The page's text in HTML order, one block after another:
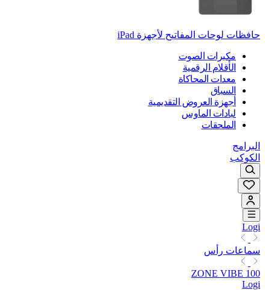
حافظات لوحات المفاتيح لأجهزة ‏iPad
مكبرات الصوت
الأقلام الرقمية
معدات المحاكاة
السباق
أجهزة العروض التقديمية
لبادات الماوس
الملحقات
البرامج
الكوكب
Logi
سماعات رأس
ZONE VIBE 100
Logi